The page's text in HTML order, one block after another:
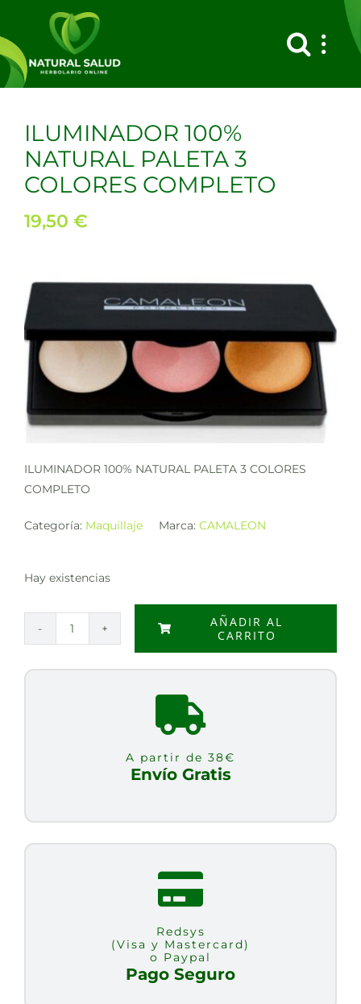
contenido
ILUMINADOR 100%
NATURAL PALETA 3
COLORES COMPLETO
19,50 €
ILUMINADOR 100% NATURAL PALETA 3 COLORES
COMPLETO
Categoría: Maquillaje Marca: CAMALEON
Hay existencias
ILUMINADOR
COMPLETO
AÑADIR AL
CARRITO
A partir de 38€
Envío Gratis
Redsys
(Visa y Mastercard)
o Paypal
Pago Seguro